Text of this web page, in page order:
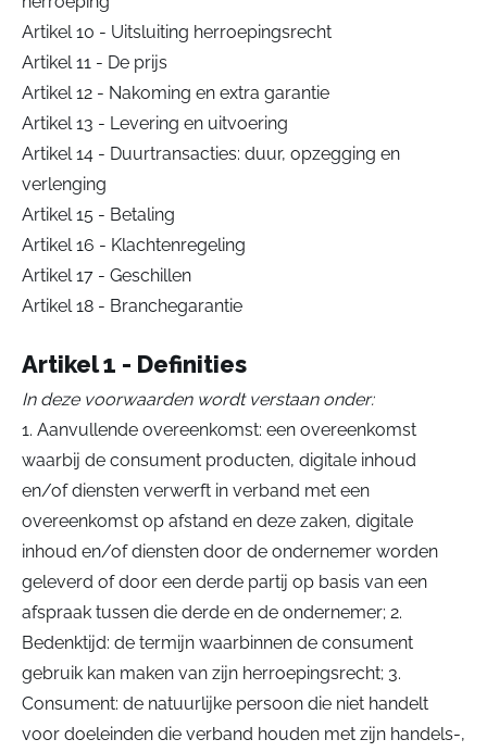
Artikel 10 - Uitsluiting herroepingsrecht
Artikel 11 - De prijs
Artikel 12 - Nakoming en extra garantie
Artikel 13 - Levering en uitvoering
Artikel 14 - Duurtransacties: duur, opzegging en
verlenging
Artikel 15 - Betaling
Artikel 16 - Klachtenregeling
Artikel 17 - Geschillen
Artikel 18 - Branchegarantie
Artikel 1 - Definities
In deze voorwaarden wordt verstaan onder:
1. Aanvullende overeenkomst: een overeenkomst
waarbij de consument producten, digitale inhoud
en/of diensten verwerft in verband met een
overeenkomst op afstand en deze zaken, digitale
inhoud en/of diensten door de ondernemer worden
geleverd of door een derde partij op basis van een
afspraak tussen die derde en de ondernemer; 2.
Bedenktijd: de termijn waarbinnen de consument
gebruik kan maken van zijn herroepingsrecht; 3.
Consument: de natuurlijke persoon die niet handelt
voor doeleinden die verband houden met zijn handels-,